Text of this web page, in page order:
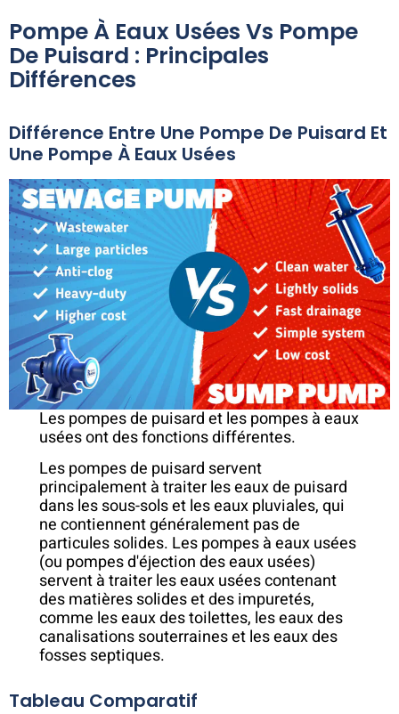
Pompe À Eaux Usées Vs Pompe
De Puisard : Principales
Différences
Différence Entre Une Pompe De Puisard Et
Une Pompe À Eaux Usées
Les pompes de puisard et les pompes à eaux
usées ont des fonctions différentes.
Les pompes de puisard servent
principalement à traiter les eaux de puisard
dans les sous-sols et les eaux pluviales, qui
ne contiennent généralement pas de
particules solides. Les pompes à eaux usées
(ou pompes d'éjection des eaux usées)
servent à traiter les eaux usées contenant
des matières solides et des impuretés,
comme les eaux des toilettes, les eaux des
canalisations souterraines et les eaux des
fosses septiques.
Tableau Comparatif